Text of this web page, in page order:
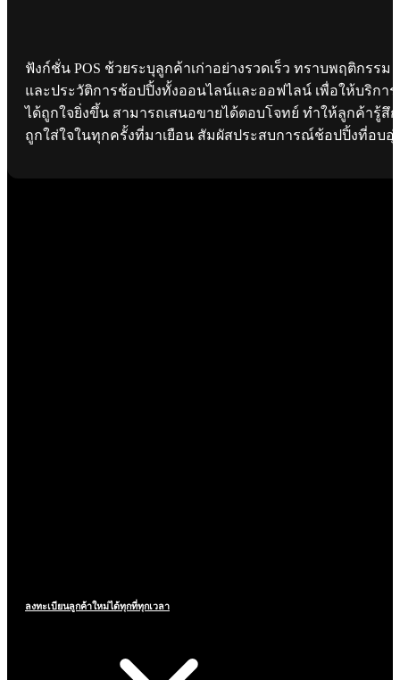
ฟังก์ชั่น POS ช้วยระบุลูกค้าเก่าอย่างรวดเร็ว ทราบพฤติกรรม
และประวัติการช้อปปิ้งทั้งออนไลน์และออฟไลน์ เพื่อให้บริการ
ได้ถูกใจยิ่งขึ้น สามารถเสนอขายได้ตอบโจทย์ ทำให้ลูกค้ารู้สึก
ถูกใส่ใจในทุกครั้งที่มาเยือน สัมผัสประสบการณ์ช้อปปิ้งที่อบอุ่
ลงทะเบียนลูกค้าใหม่ได้ทุกที่ทุกเวลา